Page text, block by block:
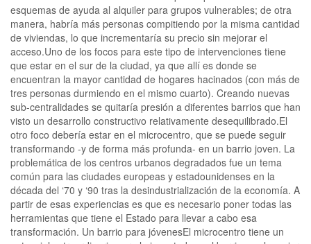
esquemas de ayuda al alquiler para grupos vulnerables; de otra
manera, habría más personas compitiendo por la misma cantidad
de viviendas, lo que incrementaría su precio sin mejorar el
acceso.Uno de los focos para este tipo de intervenciones tiene
que estar en el sur de la ciudad, ya que allí es donde se
encuentran la mayor cantidad de hogares hacinados (con más de
tres personas durmiendo en el mismo cuarto). Creando nuevas
sub-centralidades se quitaría presión a diferentes barrios que han
visto un desarrollo constructivo relativamente desequilibrado.El
otro foco debería estar en el microcentro, que se puede seguir
transformando -y de forma más profunda- en un barrio joven. La
problemática de los centros urbanos degradados fue un tema
común para las ciudades europeas y estadounidenses en la
década del ‘70 y ‘90 tras la desindustrialización de la economía. A
partir de esas experiencias es que es necesario poner todas las
herramientas que tiene el Estado para llevar a cabo esa
transformación. Un barrio para jóvenesEl microcentro tiene un